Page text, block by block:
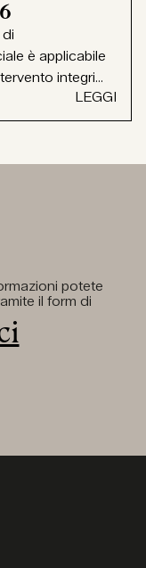
è applicabile
integri...
LEGGI
potete
il form di